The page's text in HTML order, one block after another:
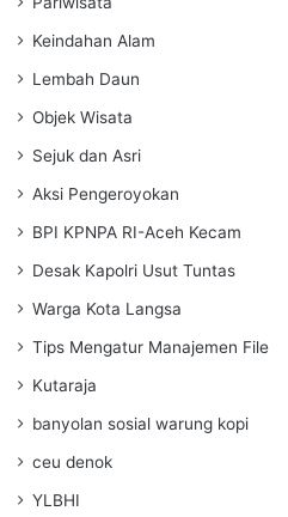
Keindahan Alam
Lembah Daun
Objek Wisata
Sejuk dan Asri
Aksi Pengeroyokan
BPI KPNPA RI-Aceh Kecam
Desak Kapolri Usut Tuntas
Warga Kota Langsa
Tips Mengatur Manajemen File
Kutaraja
banyolan sosial warung kopi
ceu denok
YLBHI